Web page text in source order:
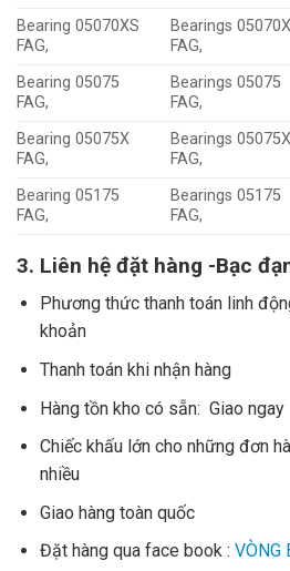
Bearing 05070XS
FAG,
Bearings
FAG,
Bearing 05075
FAG,
Bearings 05075
FAG,
Bearing 05075X
FAG,
Bearings 05075X
FAG,
Bearing 05175
FAG,
Bearings 05175
FAG,
3. Liên hệ đặt hàng -Bạc
Phương thức thanh toán linh
khoản
Thanh toán khi nhận hàng
Hàng tồn kho có sẵn: Giao ngay
Chiếc khấu lớn cho những đơn
nhiều
Giao hàng toàn quốc
Đặt hàng qua face book : VÒNG